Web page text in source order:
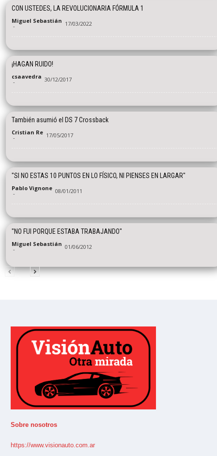
CON USTEDES, LA REVOLUCIONARIA FÓRMULA 1
Miguel Sebastián
- 17/03/2022
¡HAGAN RUIDO!
csaavedra
- 30/12/2017
También asumió el DS 7 Crossback
Cristian Re
- 17/05/2017
"SI NO ESTAS 10 PUNTOS EN LO FÍSICO, NI PIENSES EN LARGAR"
Pablo Vignone
- 08/01/2011
"NO FUI PORQUE ESTABA TRABAJANDO"
Miguel Sebastián
- 01/06/2012
Sobre nosotros
https://www.visionauto.com.ar